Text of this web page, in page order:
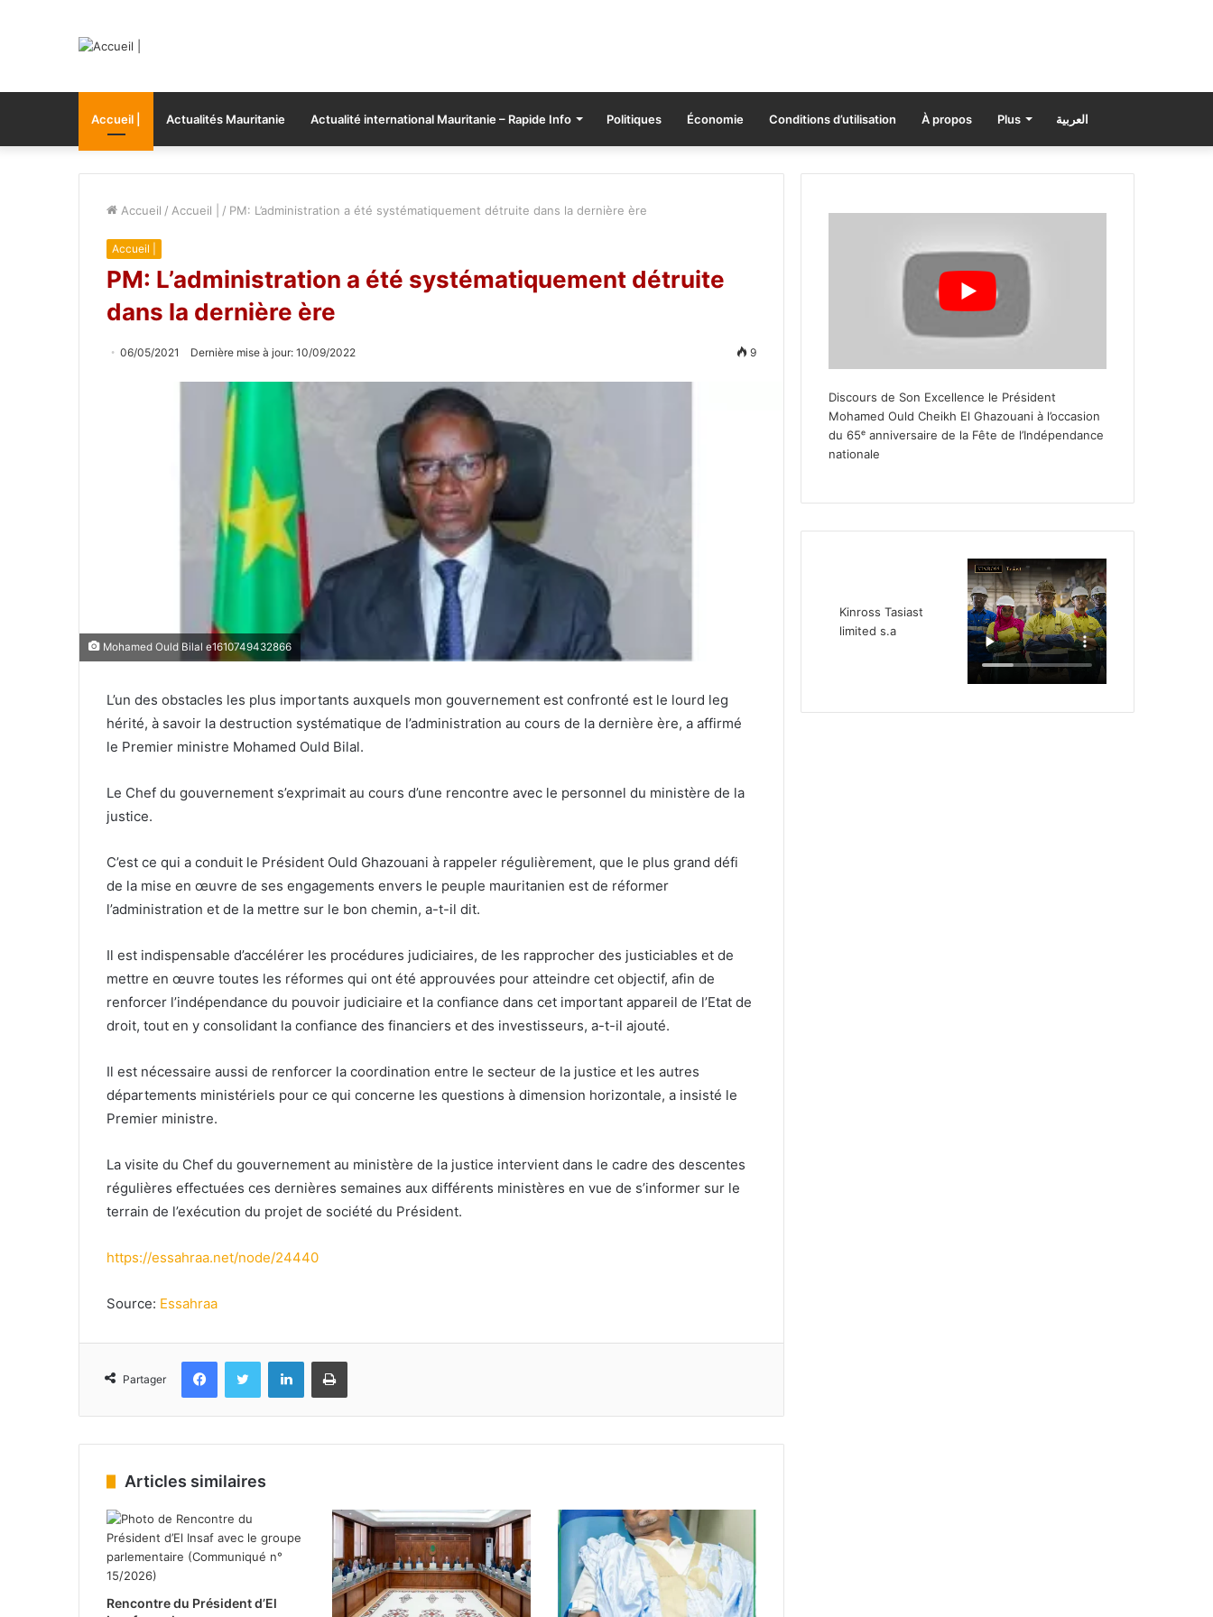
Accueil | Actualités Mauritanie Actualité international Mauritanie – Rapide Info Politiques Économie Conditions d’utilisation À propos Plus العربية
Accueil / Accueil | / PM: L’administration a été systématiquement détruite dans la dernière ère
Accueil |
PM: L’administration a été systématiquement détruite
dans la dernière ère
06/05/2021 Dernière mise à jour: 10/09/2022 9
Mohamed Ould Bilal e1610749432866
L’un des obstacles les plus importants auxquels mon gouvernement est confronté est le lourd leg
hérité, à savoir la destruction systématique de l’administration au cours de la dernière ère, a affirmé
le Premier ministre Mohamed Ould Bilal.
Le Chef du gouvernement s’exprimait au cours d’une rencontre avec le personnel du ministère de la
justice.
C’est ce qui a conduit le Président Ould Ghazouani à rappeler régulièrement, que le plus grand défi
de la mise en œuvre de ses engagements envers le peuple mauritanien est de réformer
l’administration et de la mettre sur le bon chemin, a-t-il dit.
Il est indispensable d’accélérer les procédures judiciaires, de les rapprocher des justiciables et de
mettre en œuvre toutes les réformes qui ont été approuvées pour atteindre cet objectif, afin de
renforcer l’indépendance du pouvoir judiciaire et la confiance dans cet important appareil de l’Etat de
droit, tout en y consolidant la confiance des financiers et des investisseurs, a-t-il ajouté.
Il est nécessaire aussi de renforcer la coordination entre le secteur de la justice et les autres
départements ministériels pour ce qui concerne les questions à dimension horizontale, a insisté le
Premier ministre.
La visite du Chef du gouvernement au ministère de la justice intervient dans le cadre des descentes
régulières effectuées ces dernières semaines aux différents ministères en vue de s’informer sur le
terrain de l’exécution du projet de société du Président.
https://essahraa.net/node/24440
Source: Essahraa
Partager
FacebookTwitter LinkedinImprimer
Articles similaires
Rencontre du Président d’El
Discours de Son Excellence le Président
Mohamed Ould Cheikh El Ghazouani à l’occasion
du 65ᵉ anniversaire de la Fête de l’Indépendance
nationale
Kinross Tasiast
limited s.a